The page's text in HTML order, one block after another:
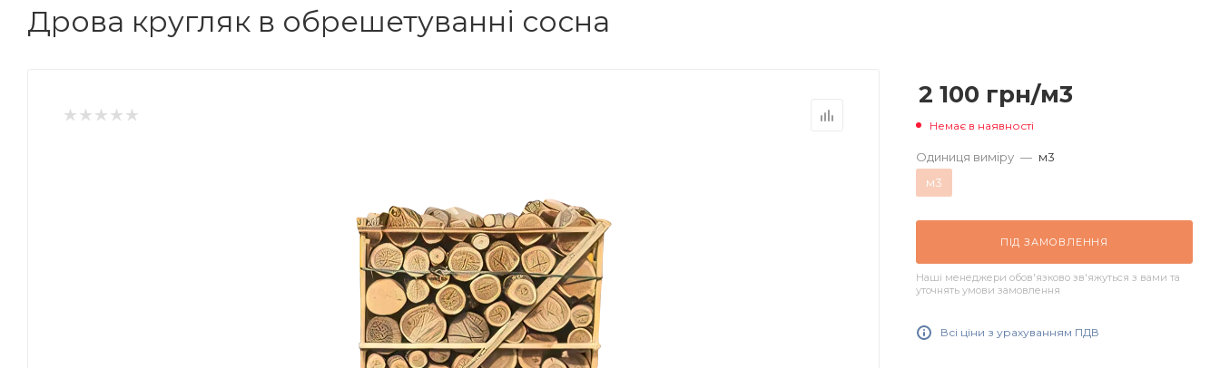
Дрова кругляк в обрешетуванні сосна
2 100 грн/м3
Немає в наявності
Одиниця виміру — м3
м3
ПІД ЗАМОВЛЕННЯ
Наші менеджери обов'язково зв'яжуться з вами та
уточнять умови замовлення
Всі ціни з урахуванням ПДВ